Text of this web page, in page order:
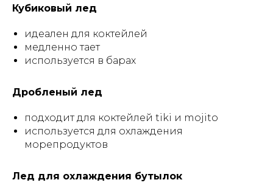
Кубиковый лед
идеален для коктейлей
медленно тает
используется в барах
Дробленый лед
подходит для коктейлей tiki и mojito
используется для охлаждения
морепродуктов
Лед для охлаждения бутылок